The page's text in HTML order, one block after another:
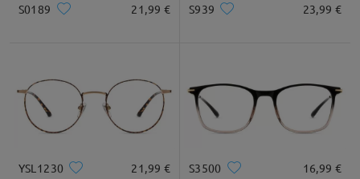
S0189 21,99 € S939 23,99 €
YSL1230 21,99 € S3500 16,99 €